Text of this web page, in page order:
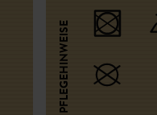
PFLEGEHINWEISE